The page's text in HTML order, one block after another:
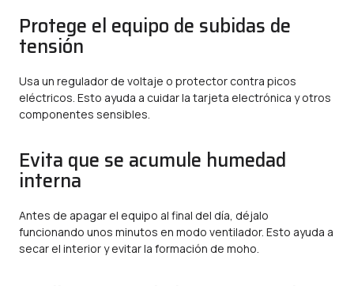
Protege el equipo de subidas de
tensión
Usa un regulador de voltaje o protector contra picos
eléctricos. Esto ayuda a cuidar la tarjeta electrónica y otros
componentes sensibles.
Evita que se acumule humedad
interna
Antes de apagar el equipo al final del día, déjalo
funcionando unos minutos en modo ventilador. Esto ayuda a
secar el interior y evitar la formación de moho.